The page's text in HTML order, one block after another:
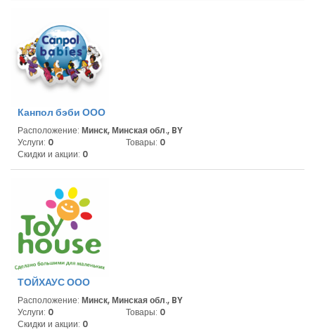
Канпол бэби ООО
Расположение: Минск, Минская обл., BY
Услуги: 0 Товары: 0
Скидки и акции: 0
ТОЙХАУС ООО
Расположение: Минск, Минская обл., BY
Услуги: 0 Товары: 0
Скидки и акции: 0